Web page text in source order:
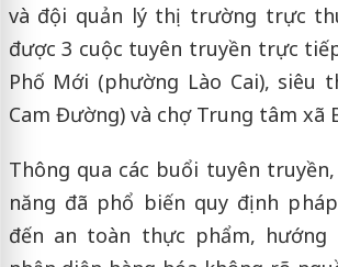
và đội quản lý thị trường trực
được 3 cuộc tuyên truyền trực
Phố Mới (phường Lào Cai), siêu
Cam Đường) và chợ Trung tâm xã
Thông qua các buổi tuyên
năng đã phổ biến quy định
đến an toàn thực phẩm, hướng